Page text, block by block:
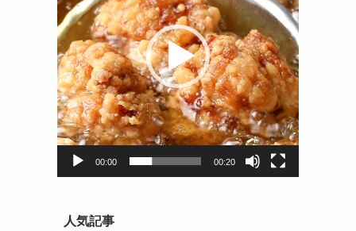
ー
ヤ
ー
00:00 00:20
人気記事